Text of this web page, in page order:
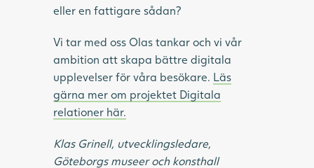
eller en fattigare sådan?
Vi tar med oss Olas tankar och vi vår
ambition att skapa bättre digitala
upplevelser för våra besökare. Läs
gärna mer om projektet Digitala
relationer här.
Klas Grinell, utvecklingsledare,
Göteborgs museer och konsthall